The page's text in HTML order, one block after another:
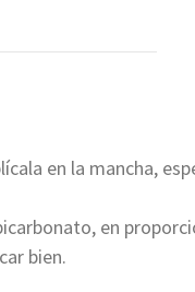
en la mancha,
en
bien.